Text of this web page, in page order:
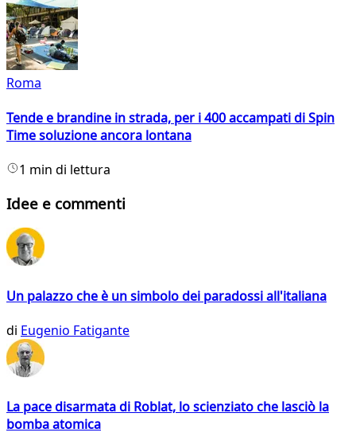
Roma
Tende e brandine in strada, per i 400 accampati di Spin
Time soluzione ancora lontana
1 min di lettura
Idee e commenti
Un palazzo che è un simbolo dei paradossi all'italiana
di Eugenio Fatigante
La pace disarmata di Roblat, lo scienziato che lasciò la
bomba atomica